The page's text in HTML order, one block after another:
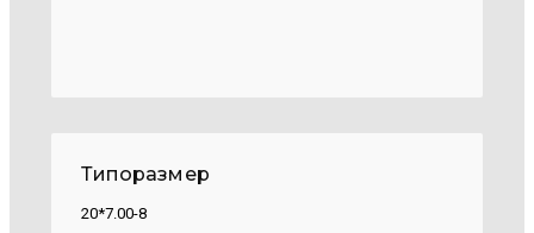
Типоразмер
20*7.00-8